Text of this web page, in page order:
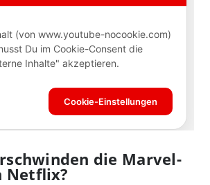
die Marvel-
Netflix?